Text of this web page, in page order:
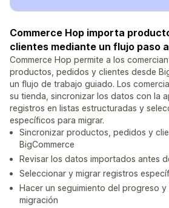
Commerce Hop importa
clientes mediante un flujo paso
Commerce Hop permite a los
productos, pedidos y clientes desde
un flujo de trabajo guiado. Los
su tienda, sincronizar los datos con la
registros en listas estructuradas y
específicos para migrar.
Sincronizar productos, pedidos y
BigCommerce
Revisar los datos importados antes
Seleccionar y migrar registros
Hacer un seguimiento del progreso
migración